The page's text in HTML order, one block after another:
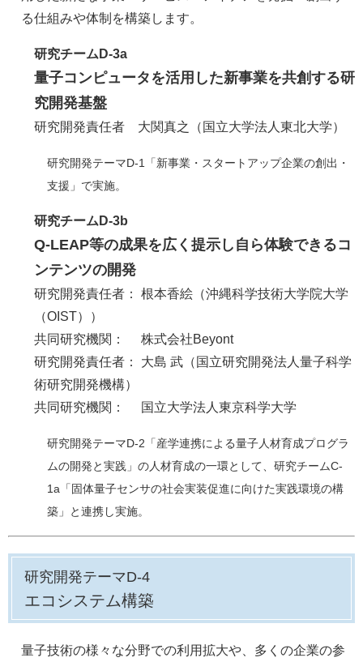
る仕組みや体制を構築します。
研究チームD-3a
量子コンピュータを活用した新事業を共創する研
究開発基盤
研究開発責任者 大関真之（国立大学法人東北大学）
研究開発テーマD-1「新事業・スタートアップ企業の創出・
支援」で実施。
研究チームD-3b
Q-LEAP等の成果を広く提示し自ら体験できるコ
ンテンツの開発
研究開発責任者： 根本香絵（沖縄科学技術大学院大学
（OIST）​）
​共同研究機関： 株式会社Beyont
研究開発責任者： 大島 武（国立研究開発法人量子科学
術研究開発機構）
​共同研究機関： 国立大学法人東京科学大学
研究開発テーマD-2「産学連携による量子人材育成プログラ
ムの開発と実践」の人材育成の一環として、研究チームC-
1a「固体量子センサの社会実装促進に向けた実践環境の構
築」と連携し実施。
研究開発テーマD-4
エコシステム構築
量子技術の様々な分野での利用拡大や、多くの企業の参